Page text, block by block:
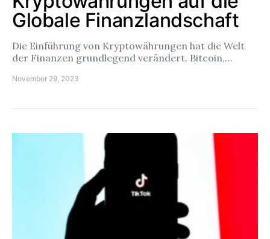
Globale Finanzlandschaft
Die Einführung von Kryptowährungen hat die Welt
der Finanzen grundlegend verändert. Bitcoin,…
November 29, 2023